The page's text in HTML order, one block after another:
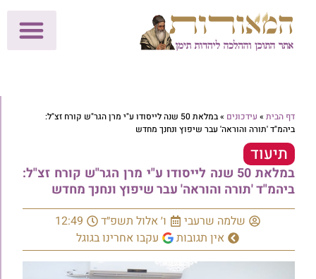
דף הבית » עידכונים »
במלאת 50 שנה לייסודו ע"י מרן הגר"ש קורח זצ"ל:
ביהמ"ד 'תורה והוראה' עבר שיפוץ ונחנך מחדש
תיעוד
במלאת 50 שנה לייסודו ע"י מרן הגר"ש קורח זצ"ל:
ביהמ"ד 'תורה והוראה' עבר שיפוץ ונחנך מחדש
שלמה שרעבי ו׳ אלול תשפ״ד
12:49
אין תגובות
עקבו אחרינו בגוגל